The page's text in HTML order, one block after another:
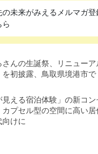
の未来がみえるメルマガ登
ら
んの生誕祭、リニューア
を初披露、鳥取県境港市で
える宿泊体験」の新コン
プセル型の空間に高い居
向けに